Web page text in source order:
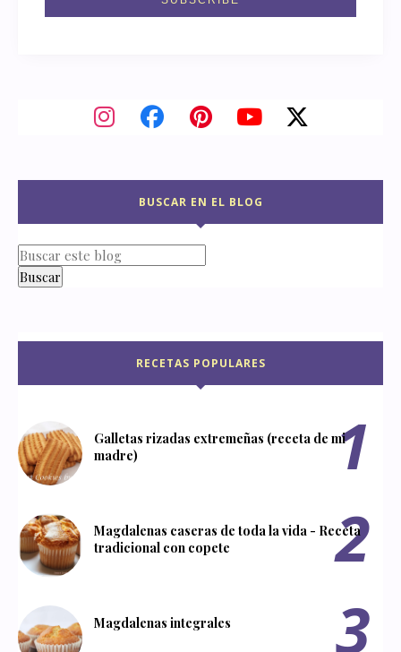
BUSCAR EN EL BLOG
RECETAS POPULARES
Galletas rizadas extremeñas (receta de mi
madre)
Magdalenas caseras de toda la vida - Receta
tradicional con copete
Magdalenas integrales